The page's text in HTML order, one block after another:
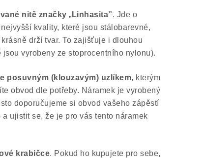
nitě značky „ Linhasita”. Jde o
kvality, které jsou stálobarevné,
drží tvar. To zajišťuje i dlouhou
vyrobeny ze stoprocentního nylonu).
posuvným (klouzavým) uzlíkem, kterým
obvod dle potřeby. Náramek je vyrobený
doporučujeme si obvod vašeho zápěstí
ujistit se, že je pro vás tento náramek
krabičce. Pokud ho kupujete pro sebe,